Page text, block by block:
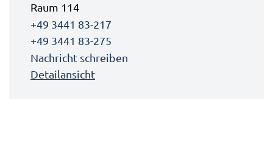
Raum 114
+49 3441 83-217
+49 3441 83-275
Nachricht schreiben
Detailansicht